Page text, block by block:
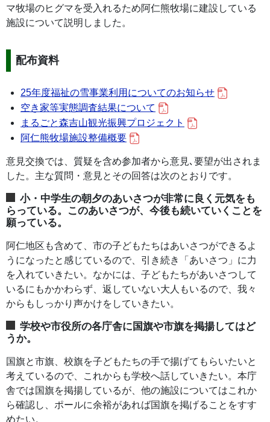
マ牧場のヒグマを受入れるため阿仁熊牧場に建設している
施設について説明しました。
配布資料
25年度福祉の雪事業利用についてのお知らせ
空き家等実態調査結果について
まるごと森吉山観光振興プロジェクト
阿仁熊牧場施設整備概要
意見交換では、質疑を含め参加者から意見､要望が出されま
した。主な質問・意見とその回答は次のとおりです。
小・中学生の朝夕のあいさつが非常に良く元気をも
らっている。このあいさつが、今後も続いていくことを
願っている。
阿仁地区も含めて、市の子どもたちはあいさつができるよ
うになったと感じているので、引き続き「あいさつ」に力
を入れていきたい。なかには、子どもたちがあいさつして
いるにもかかわらず、返していない大人もいるので、我々
からもしっかり声かけをしていきたい。
学校や市役所の各庁舎に国旗や市旗を掲揚してはど
うか。
国旗と市旗、校旗を子どもたちの手で揚げてもらいたいと
考えているので、これからも学校へ話していきたい。本庁
舎では国旗を掲揚しているが、他の施設についてはこれか
ら確認し、ポールに余裕があれば国旗を掲げることをすす
めたい。